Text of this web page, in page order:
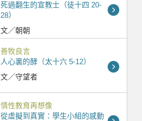
死過翻生的宣教士（徒十四 20-
28）
文／朝朝
善牧良言
人心裏的酵（太十六 5-12）
文／守望者
情性教育再想像
從虛擬到真實：學生小組的感動